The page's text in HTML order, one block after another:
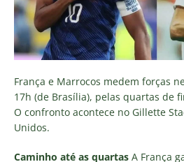
França e Marrocos medem forças
17h (de Brasília), pelas quartas de
O confronto acontece no Gillette
Unidos.
Caminho até as quartas A França